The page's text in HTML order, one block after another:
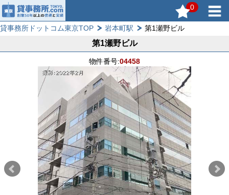
0
貸事務所ドットコム東京TOP 岩本町駅 第1瀬野ビル
第1瀬野ビル
物件番号:04458